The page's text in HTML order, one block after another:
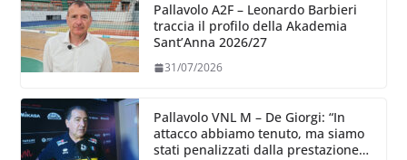
Pallavolo A2F – Leonardo Barbieri
traccia il profilo della Akademia
Sant’Anna 2026/27
31/07/2026
Pallavolo VNL M – De Giorgi: “In
attacco abbiamo tenuto, ma siamo
stati penalizzati dalla prestazione